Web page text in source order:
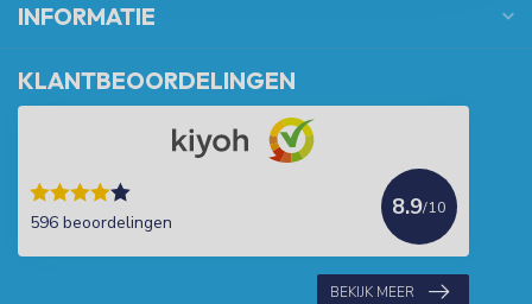
INFORMATIE
KLANTBEOORDELINGEN
596 beoordelingen
8.9/10
BEKIJK MEER